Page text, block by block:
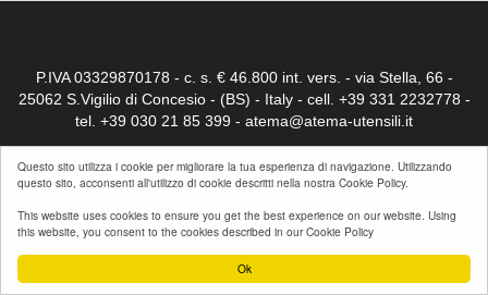
Ok
Questo sito utilizza i cookie per migliorare la tua esperienza di navigazione. Utilizzando
questo sito, acconsenti all'utilizzo di cookie descritti nella nostra Cookie Policy.
This website uses cookies to ensure you get the best experience on our website. Using
this website, you consent to the cookies described in our Cookie Policy
P.IVA 03329870178 - c. s. € 46.800 int. vers. - via Stella, 66 -
25062 S.Vigilio di Concesio - (BS) - Italy - cell. +39 331 2232778 -
tel. +39 030 21 85 399 - atema@atema-utensili.it
© 2017 Atema. All rights reserved. Sign In